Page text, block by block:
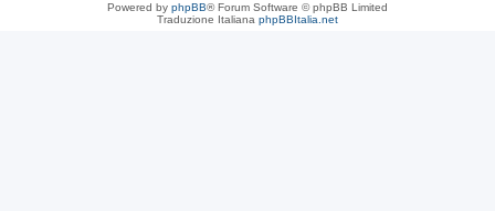
Powered by phpBB® Forum Software © phpBB Limited
Traduzione Italiana phpBBItalia.net